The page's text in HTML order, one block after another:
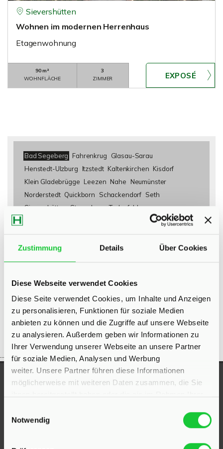
Zustimmung Details Über Cookies
Diese Webseite verwendet Cookies
Diese Seite verwendet Cookies, um Inhalte und Anzeigen
zu personalisieren, Funktionen für soziale Medien
anbieten zu können und die Zugriffe auf unsere Webseite
zu analysieren. Außerdem geben wir Informationen zu
Ihrer Verwendung unserer Webseite an unsere Partner
für soziale Medien, Analysen und Werbung
weiter. Unsere Partner führen diese Informationen
möglicherweise mit weiteren Daten zusammen, die Sie
Notwendig
Sievershütten
Wohnen im modernen Herrenhaus
Etagenwohnung
90 m²
WOHNFLÄCHE
3
ZIMMER
Bad Segeberg Fahrenkrug
Glasau-Sarau
Henstedt-Ulzburg
Itzstedt Kaltenkirchen Kisdorf
Klein Gladebrügge Leezen Nahe
Neumünster
Norderstedt Quickborn Schackendorf Seth
Sievershütten Stuvenborn Todesfelde
Eigentumswohnungen Bad Segeberg
Eigentumswohnung Bad
Segeberg
Immo Bad Segeberg
Wohnungen Bad Segeberg
Wohnung suche Bad Segeberg
Segeberg
kaufen Bad Segeberg
Immobilie Bad Segeberg
Immobilien Bad Segeberg
Immobilienkauf Bad Segeberg
...
UNSERE AUSZEICHNUNGEN